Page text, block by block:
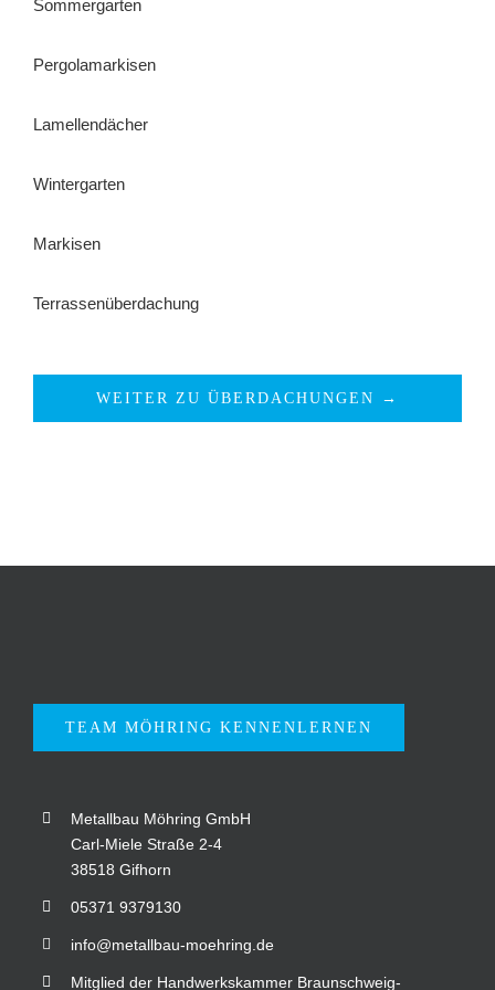
Sommergarten
Pergolamarkisen
Lamellendächer
Wintergarten
Markisen
Terrassenüberdachung
WEITER ZU ÜBERDACHUNGEN →
TEAM MÖHRING KENNENLERNEN
Metallbau Möhring GmbH
Carl-Miele Straße 2-4
38518 Gifhorn
05371 9379130
info@metallbau-moehring.de
Mitglied der Handwerkskammer Braunschweig-